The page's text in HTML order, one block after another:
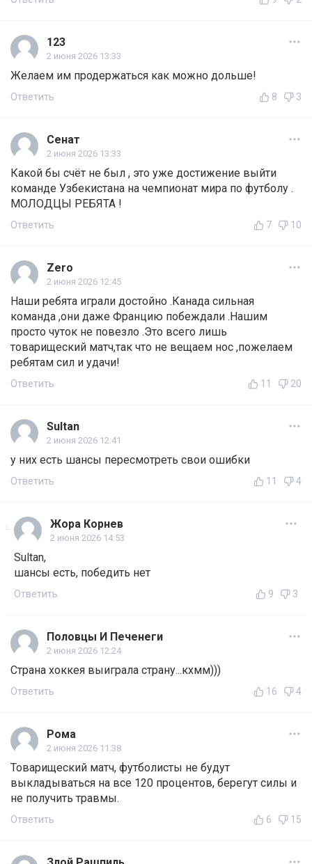
123
2 июня 2026 13:33
Желаем им продержаться как можно дольше!
Ответить 8 3
Сенат
2 июня 2026 13:33
Какой бы счёт не был , это уже достижение выйти
команде Узбекистана на чемпионат мира по футболу .
МОЛОДЦЫ РЕБЯТА !
Ответить 7 10
Zero
2 июня 2026 12:45
Наши ребята играли достойно .Канада сильная
команда ,они даже Францию побеждали .Нашим
просто чуток не повезло .Это всего лишь
товарищеский матч,так что не вещаем нос ,пожелаем
ребятам сил и удачи!
Ответить 11 20
Sultan
2 июня 2026 12:41
у них есть шансы пересмотреть свои ошибки
Ответить 11 4
Жора Корнев
2 июня 2026 14:53
Sultan,
шансы есть, победить нет
Ответить 9 3
Половцы И Печенеги
2 июня 2026 12:24
Страна хоккея выиграла страну...кхмм)))
Ответить 16 4
Рома
2 июня 2026 11:38
Товарищеский матч, футболисты не будут
выкладываться на все 120 процентов, берегут силы и
не получить травмы.
Ответить 6 15